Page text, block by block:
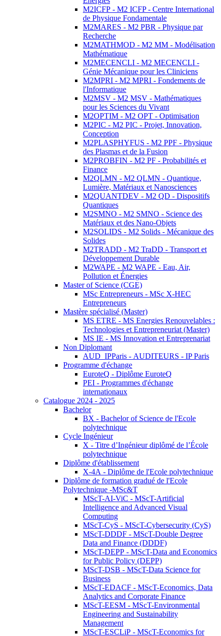
M2ICFP - M2 ICFP - Centre International
de Physique Fondamentale
M2MARES - M2 PBR - Physique par
Recherche
M2MATHMOD - M2 MM - Modélisation
Mathématique
M2MECENCLI - M2 MECENCLI -
Génie Mécanique pour les Cliniciens
M2MPRI - M2 MPRI - Fondements de
l'Informatique
M2MSV - M2 MSV - Mathématiques
pour les Sciences du Vivant
M2OPTIM - M2 OPT - Optimisation
M2PIC - M2 PIC - Projet, Innovation,
Conception
M2PLASPHYFUS - M2 PPF - Physique
des Plasmas et de la Fusion
M2PROBFIN - M2 PF - Probabilités et
Finance
M2QLMN - M2 QLMN - Quantique,
Lumière, Matériaux et Nanosciences
M2QUANTDEV - M2 QD - Dispositifs
Quantiques
M2SMNO - M2 SMNO - Science des
Matériaux et des Nano-Objets
M2SOLIDS - M2 Solids - Mécanique des
Solides
M2TRADD - M2 TraDD - Transport et
Développement Durable
M2WAPE - M2 WAPE - Eau, Air,
Pollution et Énergies
Master of Science (CGE)
MSc Entrepreneurs - MSc X-HEC
Entrepreneurs
Mastère spécialisé (Master)
MS ETRE - MS Energies Renouvelables :
Technologies et Entrepreneuriat (Master)
MS IE - MS Innovation et Entreprenariat
Non Diplomant
AUD_IPParis - AUDITEURS - IP Paris
Programme d'échange
EuroteQ - Diplôme EuroteQ
PEI - Programmes d'échange
internationaux
Catalogue 2024 - 2025
Bachelor
BX - Bachelor of Science de l'Ecole
polytechnique
Cycle Ingénieur
X - Titre d’Ingénieur diplômé de l’École
polytechnique
Diplôme d'établissement
X-4A - Diplôme de l'Ecole polytechnique
Diplôme de formation gradué de l'Ecole
Polytechnique -MSc&T
MScT-AI-ViC - MScT-Artificial
Intelligence and Advanced Visual
Computing
MScT-CyS - MScT-Cybersecurity (CyS)
MScT-DDDF - MScT-Double Degree
Data and Finance (DDDF)
MScT-DEPP - MScT-Data and Economics
for Public Policy (DEPP)
MScT-DSB - MScT-Data Science for
Business
MScT-EDACF - MScT-Economics, Data
Analytics and Corporate Finance
MScT-EESM - MScT-Environmental
Engineering and Sustainability
Management
MScT-ESCLiP - MScT-Economics for